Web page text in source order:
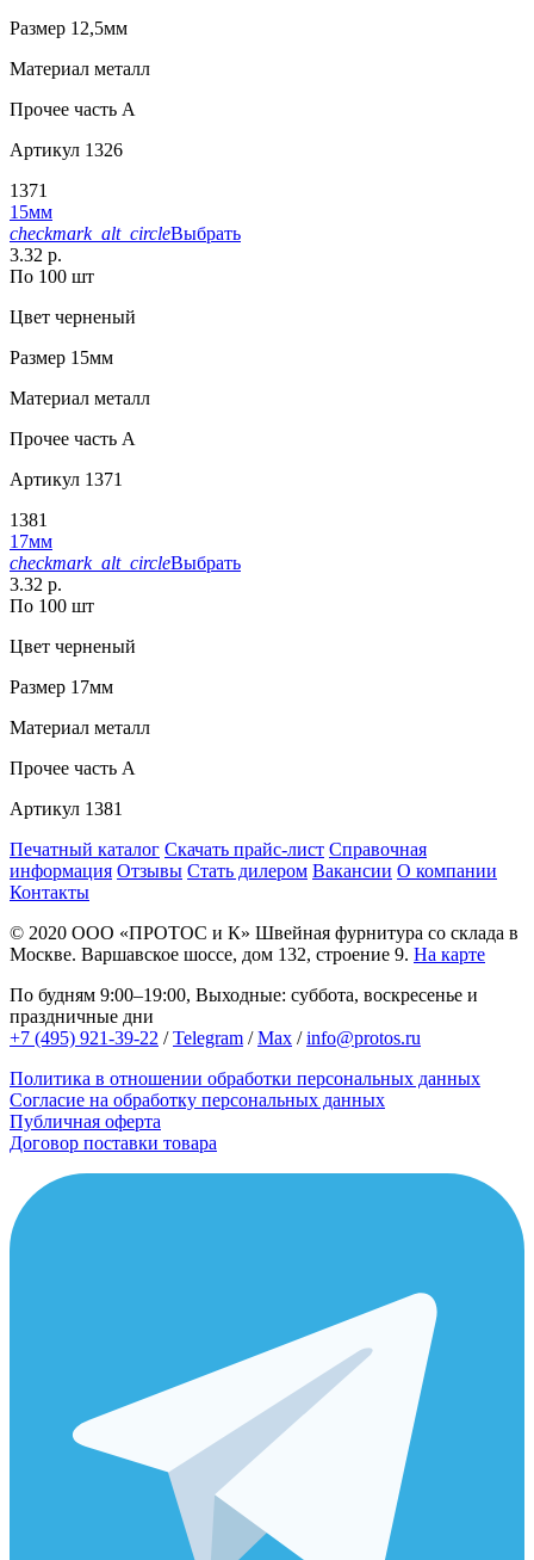
Размер 12,5мм
Материал металл
Прочее часть A
Артикул 1326
1371
15мм
checkmark_alt_circleВыбрать
3.32 р.
По 100 шт
Цвет черненый
Размер 15мм
Материал металл
Прочее часть A
Артикул 1371
1381
17мм
checkmark_alt_circleВыбрать
3.32 р.
По 100 шт
Цвет черненый
Размер 17мм
Материал металл
Прочее часть A
Артикул 1381
Печатный каталог Скачать прайс-лист Справочная
информация Отзывы Стать дилером Вакансии О компании
Контакты
© 2020 ООО «ПРОТОС и К» Швейная фурнитура со склада в
Москве. Варшавское шоссе, дом 132, строение 9. На карте
По будням 9:00–19:00, Выходные: суббота, воскресенье и
праздничные дни
+7 (495) 921-39-22 /Telegram /Max /info@protos.ru
Политика в отношении обработки персональных данных
Согласие на обработку персональных данных
Публичная оферта
Договор поставки товара